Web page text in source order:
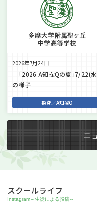
2026年7月24日
「2026 A知探Qの夏」7/22(
の様子
探究／A知探Q
ニ
スクールライフ